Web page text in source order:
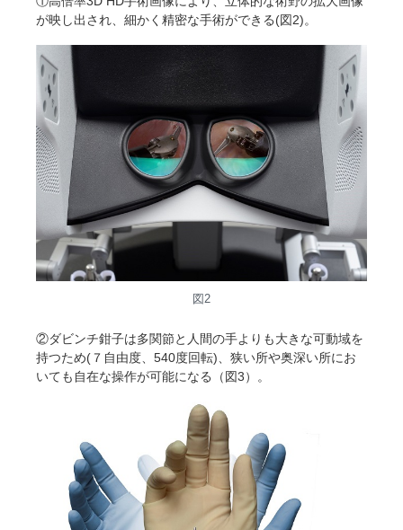
が映し出され、細かく精密な手術ができる(図2)。
図2
②ダビンチ鉗子は多関節と人間の手よりも大きな可動域を
持つため(７自由度、540度回転)、狭い所や奥深い所にお
いても自在な操作が可能になる（図3）。